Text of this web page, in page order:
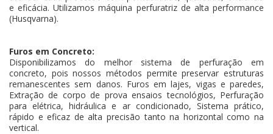
e eficácia. Utilizamos máquina perfuratriz de alta performance
(Husqvarna).
Furos em Concreto:
Disponibilizamos do melhor sistema de perfuração em
concreto, pois nossos métodos permite preservar estruturas
remanescentes sem danos. Furos em lajes, vigas e paredes,
Extração de corpo de prova ensaios tecnológios, Perfuração
para elétrica, hidráulica e ar condicionado, Sistema prático,
rápido e eficaz de alta precisão tanto na horizontal como na
vertical.